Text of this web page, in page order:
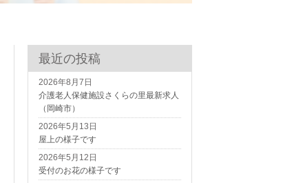
最近の投稿
介護老人保健施設さくらの里最新求人
（岡崎市）
2026年8月7日
屋上の様子です
2026年5月13日
受付のお花の様子です
2026年5月12日